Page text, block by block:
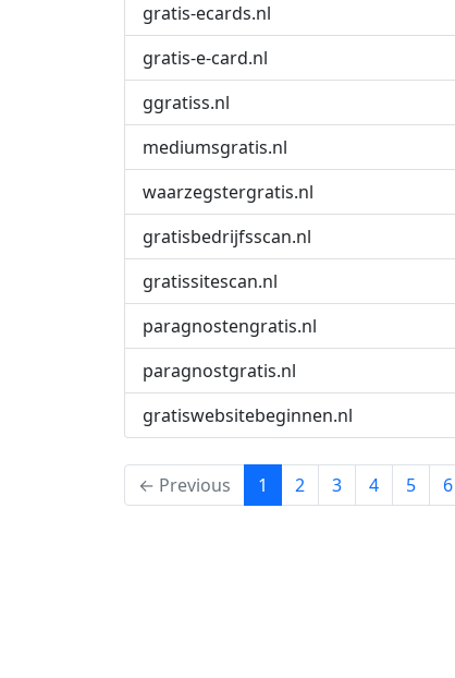
gratis-ecards.nl
gratis-e-card.nl
ggratiss.nl
mediumsgratis.nl
waarzegstergratis.nl
gratisbedrijfsscan.nl
gratissitescan.nl
paragnostengratis.nl
paragnostgratis.nl
gratiswebsitebeginnen.nl
← Previous 1 (current)
2 3 4 5 6